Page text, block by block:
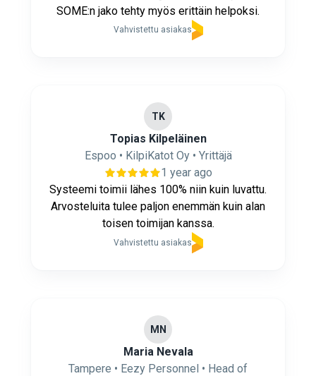
SOME:n jako tehty myös erittäin helpoksi.
Vahvistettu asiakas
TK
Topias Kilpeläinen
Espoo • KilpiKatot Oy • Yrittäjä
1 year ago
Systeemi toimii lähes 100% niin kuin luvattu.
Arvosteluita tulee paljon enemmän kuin alan
toisen toimijan kanssa.
Vahvistettu asiakas
MN
Maria Nevala
Tampere • Eezy Personnel • Head of